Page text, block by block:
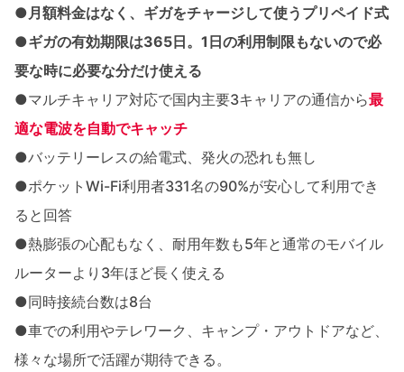
● 月額料金はなく、ギガをチャージして使うプリペイド式
●ギガの有効期限は365日。1日の利用制限もないので必
要な時に必要な分だけ使える
●マルチキャリア対応で国内主要3キャリアの通信から最
適な電波を自動でキャッチ
●バッテリーレスの給電式、発火の恐れも無し
●ポケットWi-Fi利用者331名の90%が安心して利用でき
ると回答
●熱膨張の心配もなく、耐用年数も5年と通常のモバイル
ルーターより3年ほど長く使える
●同時接続台数は8台
●車での利用やテレワーク、キャンプ・アウトドアなど、
様々な場所で活躍が期待できる。